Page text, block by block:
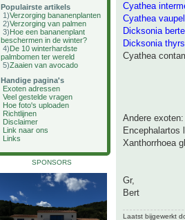
Populairste artikels
1)Verzorging bananenplanten
2)Verzorging van palmen
3)Hoe een bananenplant
beschermen in de winter?
4)De 10 winterhardste
palmbomen ter wereld
5)Zaaien van avocado
Handige pagina's
Exoten adressen
Veel gestelde vragen
Hoe foto's uploaden
Richtlijnen
Disclaimer
Link naar ons
Links
SPONSORS
Cyathea
Cyathea
Dicksonia
Dicksonia
Cyathea
Andere exoten:
Encephalartos
Xanthorrhoea
Gr,
Bert
Laatst bijgewerkt